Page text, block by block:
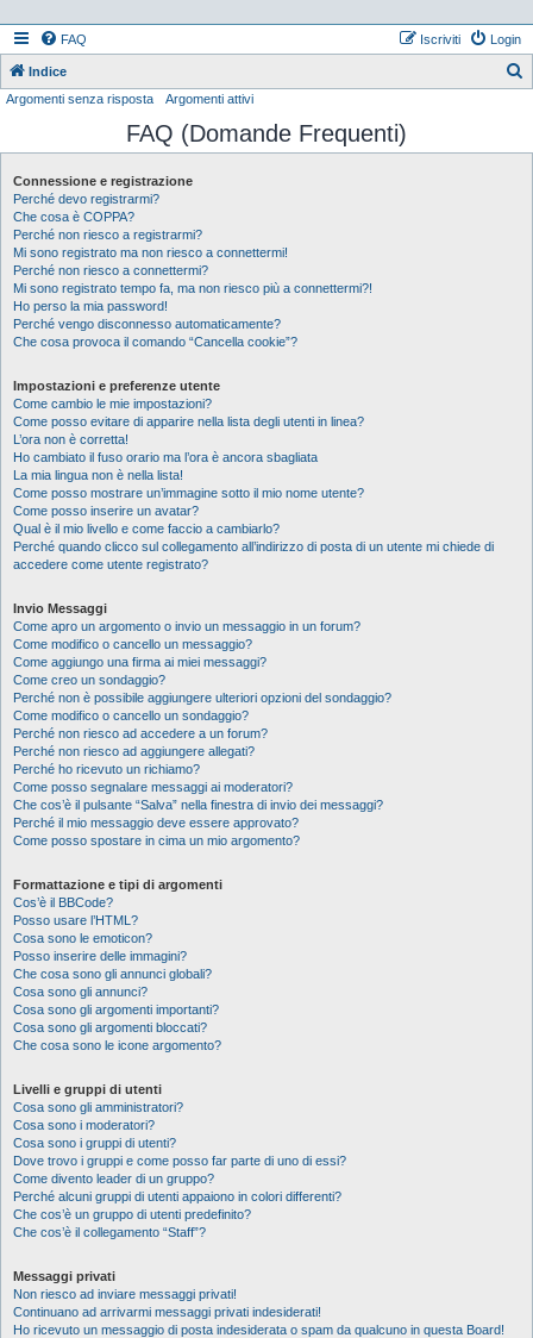
FAQ Login
Iscriviti
Indice
c
Argomenti senza risposta Argomenti attivi
FAQ (Domande Frequenti)
Connessione e registrazione
Perché devo registrarmi?
Che cosa è COPPA?
Perché non riesco a registrarmi?
Mi sono registrato ma non riesco a connettermi!
Perché non riesco a connettermi?
Mi sono registrato tempo fa, ma non riesco più a connettermi?!
Ho perso la mia password!
Perché vengo disconnesso automaticamente?
Che cosa provoca il comando “Cancella cookie”?
Impostazioni e preferenze utente
Come cambio le mie impostazioni?
Come posso evitare di apparire nella lista degli utenti in linea?
L’ora non è corretta!
Ho cambiato il fuso orario ma l’ora è ancora sbagliata
La mia lingua non è nella lista!
Come posso mostrare un’immagine sotto il mio nome utente?
Come posso inserire un avatar?
Qual è il mio livello e come faccio a cambiarlo?
Perché quando clicco sul collegamento all’indirizzo di posta di un utente mi chiede di
accedere come utente registrato?
Invio Messaggi
Come apro un argomento o invio un messaggio in un forum?
Come modifico o cancello un messaggio?
Come aggiungo una firma ai miei messaggi?
Come creo un sondaggio?
Perché non è possibile aggiungere ulteriori opzioni del sondaggio?
Come modifico o cancello un sondaggio?
Perché non riesco ad accedere a un forum?
Perché non riesco ad aggiungere allegati?
Perché ho ricevuto un richiamo?
Come posso segnalare messaggi ai moderatori?
Che cos’è il pulsante “Salva” nella finestra di invio dei messaggi?
Perché il mio messaggio deve essere approvato?
Come posso spostare in cima un mio argomento?
Formattazione e tipi di argomenti
Cos’è il BBCode?
Posso usare l’HTML?
Cosa sono le emoticon?
Posso inserire delle immagini?
Che cosa sono gli annunci globali?
Cosa sono gli annunci?
Cosa sono gli argomenti importanti?
Cosa sono gli argomenti bloccati?
Che cosa sono le icone argomento?
Livelli e gruppi di utenti
Cosa sono gli amministratori?
Cosa sono i moderatori?
Cosa sono i gruppi di utenti?
Dove trovo i gruppi e come posso far parte di uno di essi?
Come divento leader di un gruppo?
Perché alcuni gruppi di utenti appaiono in colori differenti?
Che cos’è un gruppo di utenti predefinito?
Che cos’è il collegamento “Staff”?
Messaggi privati
Non riesco ad inviare messaggi privati!
Continuano ad arrivarmi messaggi privati indesiderati!
Ho ricevuto un messaggio di posta indesiderata o spam da qualcuno in questa Board!